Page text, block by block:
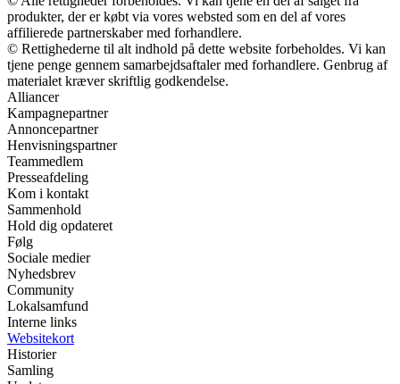
produkter, der er købt via vores websted som en del af vores
affilierede partnerskaber med forhandlere.
© Rettighederne til alt indhold på dette website forbeholdes. Vi kan
tjene penge gennem samarbejdsaftaler med forhandlere. Genbrug af
materialet kræver skriftlig godkendelse.
Alliancer
Kampagnepartner
Annoncepartner
Henvisningspartner
Teammedlem
Presseafdeling
Kom i kontakt
Sammenhold
Hold dig opdateret
Følg
Sociale medier
Nyhedsbrev
Community
Lokalsamfund
Interne links
Websitekort
Historier
Samling